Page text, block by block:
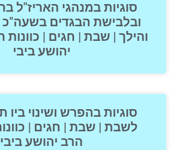
סוגיות במנהגי האריז"ל
ובלבישת הבגדים בשעה"כ
והילך | שבת | חגים | כוונות
יהושע ביבי
סוגיות בהפרש ושינוי ביו
לשבת | שבת | חגים |
הרב יהושע ביבי